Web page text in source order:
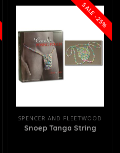
SALE -25%
SPENCER AND FLEETWOOD
Snoep Tanga String